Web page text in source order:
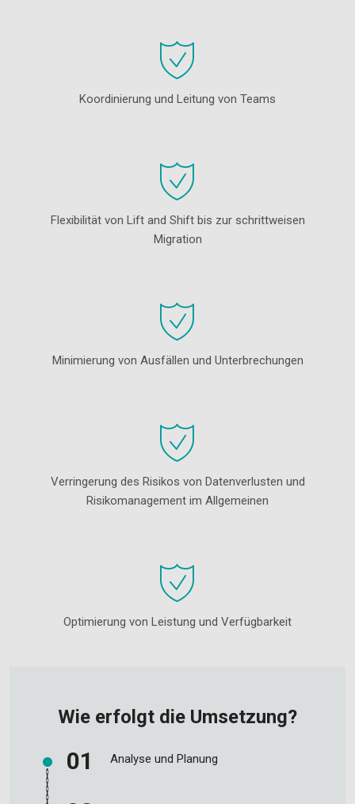
Koordinierung und Leitung von Teams
Flexibilität von Lift and Shift bis zur schrittweisen
Migration
Minimierung von Ausfällen und Unterbrechungen
Verringerung des Risikos von Datenverlusten und
Risikomanagement im Allgemeinen
Optimierung von Leistung und Verfügbarkeit
Wie erfolgt die Umsetzung?
Analyse und Planung